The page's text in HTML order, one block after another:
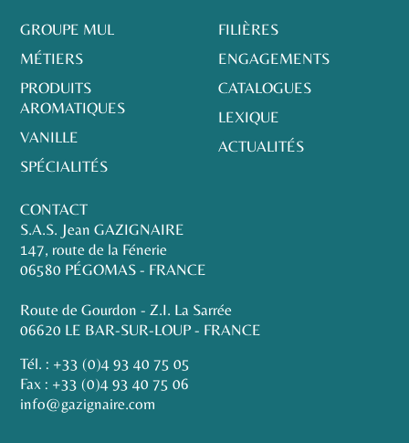
GROUPE MUL
MÉTIERS
PRODUITS
AROMATIQUES
VANILLE
SPÉCIALITÉS
FILIÈRES
ENGAGEMENTS
CATALOGUES
LEXIQUE
ACTUALITÉS
CONTACT
S.A.S. Jean GAZIGNAIRE
147, route de la Fénerie
06580 PÉGOMAS - FRANCE
Route de Gourdon - Z.I. La Sarrée
06620 LE BAR-SUR-LOUP - FRANCE
Tél. : +33 (0)4 93 40 75 05
Fax : +33 (0)4 93 40 75 06
info@gazignaire.com